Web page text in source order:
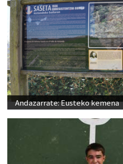
Andazarrate: Eusteko kemena